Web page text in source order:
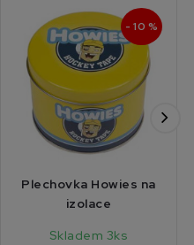
- 10 %
Plechovka Howies na
izolace
Skladem 3ks